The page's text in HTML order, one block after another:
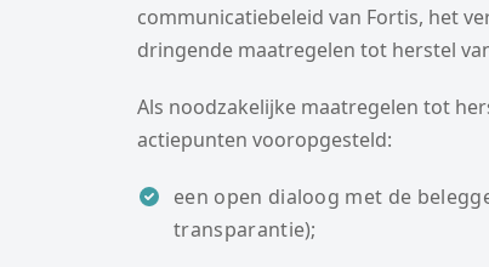
communicatiebeleid van Fortis, het
dringende maatregelen tot herstel
Als noodzakelijke maatregelen tot
actiepunten vooropgesteld:
een open dialoog met de
transparantie);